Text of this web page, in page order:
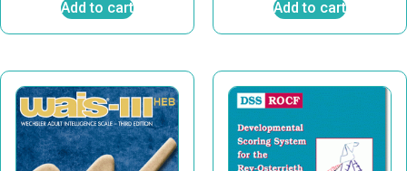
Add to cart Add to cart